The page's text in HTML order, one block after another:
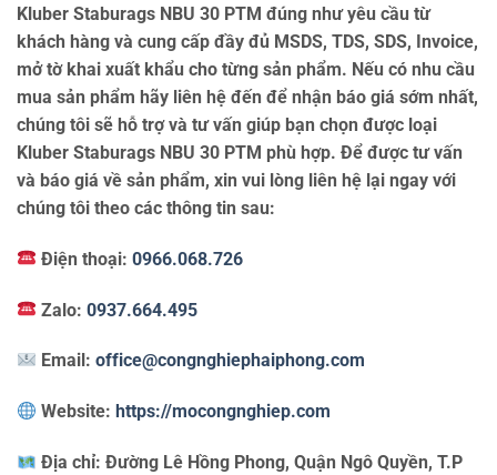
Kluber Staburags NBU 30 PTM đúng như yêu cầu từ
khách hàng và cung cấp đầy đủ MSDS, TDS, SDS, Invoice,
mở tờ khai xuất khẩu cho từng sản phẩm. Nếu có nhu cầu
mua sản phẩm hãy liên hệ đến để nhận báo giá sớm nhất,
chúng tôi sẽ hỗ trợ và tư vấn giúp bạn chọn được loại
Kluber Staburags NBU 30 PTM phù hợp. Để được tư vấn
và báo giá về sản phẩm, xin vui lòng liên hệ lại ngay với
chúng tôi theo các thông tin sau:
Điện thoại:0966.068.726
Zalo:0937.664.495
Email:office@congnghiephaiphong.com
Website: https://mocongnghiep.com
Địa chỉ:Đường Lê Hồng Phong, Quận Ngô Quyền, T.P